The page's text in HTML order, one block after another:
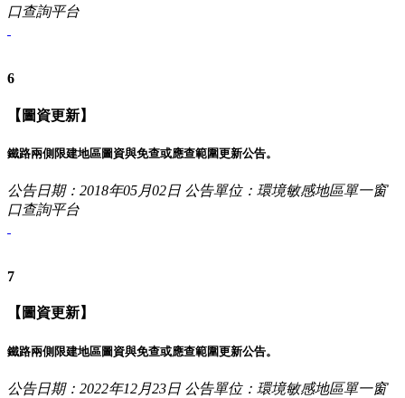
口查詢平台
6
【圖資更新】
鐵路兩側限建地區圖資與免查或應查範圍更新公告。
公告日期：2018年05月02日 公告單位：環境敏感地區單一窗
口查詢平台
7
【圖資更新】
鐵路兩側限建地區圖資與免查或應查範圍更新公告。
公告日期：2022年12月23日 公告單位：環境敏感地區單一窗